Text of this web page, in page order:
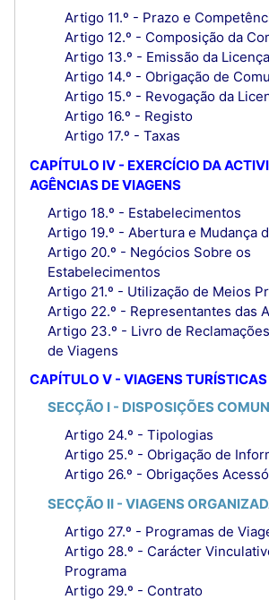
Artigo 11.º - Prazo e
Artigo 12.º - Composição da
Artigo 13.º - Emissão da Licença
Artigo 14.º - Obrigação de
Artigo 15.º - Revogação da
Artigo 16.º - Registo
Artigo 17.º - Taxas
CAPÍTULO IV - EXERCÍCIO DA
AGÊNCIAS DE VIAGENS
Artigo 18.º - Estabelecimentos
Artigo 19.º - Abertura e Mudança
Artigo 20.º - Negócios Sobre os
Estabelecimentos
Artigo 21.º - Utilização de Meios
Artigo 22.º - Representantes das
Artigo 23.º - Livro de
de Viagens
CAPÍTULO V - VIAGENS TURÍSTICAS
SECÇÃO I - DISPOSIÇÕES
Artigo 24.º - Tipologias
Artigo 25.º - Obrigação de
Artigo 26.º - Obrigações
SECÇÃO II - VIAGENS
Artigo 27.º - Programas de
Artigo 28.º - Carácter
Programa
Artigo 29.º - Contrato